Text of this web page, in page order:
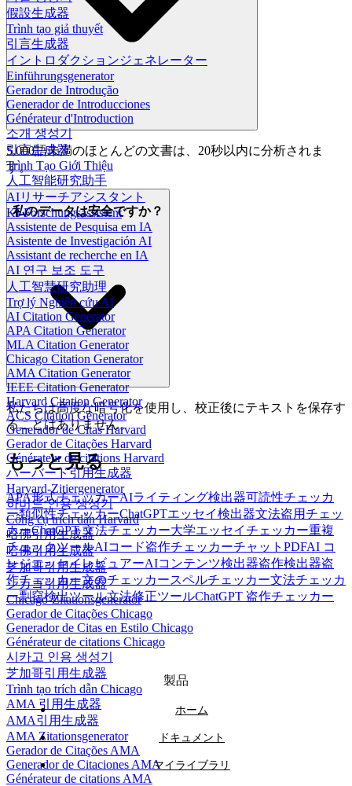
假設生成器
Trình tạo giả thuyết
引言生成器
イントロダクションジェネレーター
Einführungsgenerator
Gerador de Introdução
Generador de Introducciones
Générateur d'Introduction
소개 생성기
引言生成器
Trình Tạo Giới Thiệu
人工智能研究助手
AIリサーチアシスタント
KI-Forschungsassistent
Assistente de Pesquisa em IA
Asistente de Investigación AI
Assistant de recherche en IA
AI 연구 보조 도구
人工智慧研究助理
Trợ lý Nghiên cứu AI
AI Citation Generator
APA Citation Generator
MLA Citation Generator
Chicago Citation Generator
AMA Citation Generator
IEEE Citation Generator
Harvard Citation Generator
ACS Citation Generator
Generador de Citas Harvard
Gerador de Citações Harvard
Générateur de citations Harvard
ハーバード引用生成器
Harvard-Zitiergenerator
하버드 인용 생성기
Công cụ trích dẫn Harvard
哈佛引用生成器
哈佛引用生成器
芝加哥引用生成器
シカゴ引用生成器
Chicago-Zitationsgenerator
Gerador de Citações Chicago
Generador de Citas en Estilo Chicago
Générateur de citations Chicago
시카고 인용 생성기
芝加哥引用生成器
Trình tạo trích dẫn Chicago
AMA 引用生成器
AMA引用生成器
AMA Zitationsgenerator
Gerador de Citações AMA
Generador de Citaciones AMA
Générateur de citations AMA
5,000語未満のほとんどの文書は、20秒以内に分析されま
す。
私のデータは安全ですか？
私たちは高度な暗号化を使用し、校正後にテキストを保存す
ることはありません。
もっと見る
APA形式チェッカーAIライティング検出器可読性チェッカ
ー類似性チェッカーChatGPTエッセイ検出器文法盗用チェッ
カーChatGPT 文法チェッカー大学エッセイチェッカー重複
チェックツールAIコード盗作チェッカーチャットPDFAI コ
レジエッセイレビュアーAIコンテンツ検出器盗作検出器盗
作チェッカー文のチェッカースペルチェッカー文法チェッカ
ー剽窃検出ツール文法修正ツールChatGPT 盗作チェッカー
製品
ホーム
ドキュメント
マイライブラリ